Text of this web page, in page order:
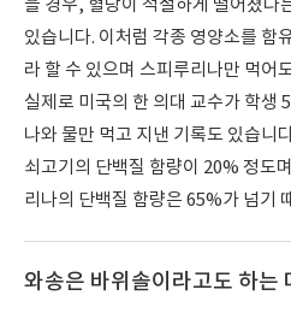
을 경우, 혈당이 적절하게 떨어졌다
있습니다. 이처럼 각종 영양소를 함
라 할 수 있으며 스피루리나만 먹어
실제로 미국의 한 의대 교수가 학생
나와 물만 먹고 지낸 기록도 있습니
쇠고기의 단백질 함량이 20% 정도
리나의 단백질 함량은 65%가 넘기
와송은 바위솔이라고도 하는